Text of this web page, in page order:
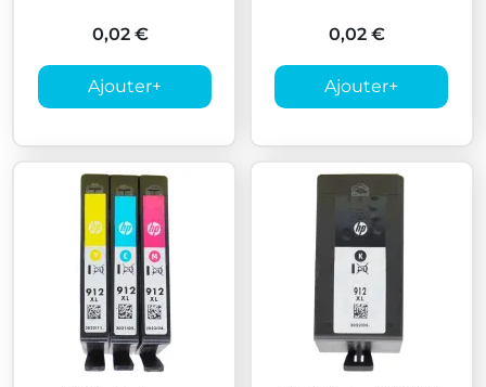
0,02 €
Ajouter+
0,02 €
Ajouter+